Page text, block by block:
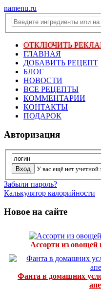
namenu.ru
ОТКЛЮЧИТЬ
ГЛАВНАЯ
ДОБАВИТЬ РЕЦЕПТ
БЛОГ
НОВОСТИ
ВСЕ РЕЦЕПТЫ
КОММЕНТАРИИ
КОНТАКТЫ
ПОДАРОК
Авторизация
У вас ещё нет учетной
Забыли пароль?
Калькулятор калорийности
Новое на сайте
Ассорти из овощей
Фанта в домашних